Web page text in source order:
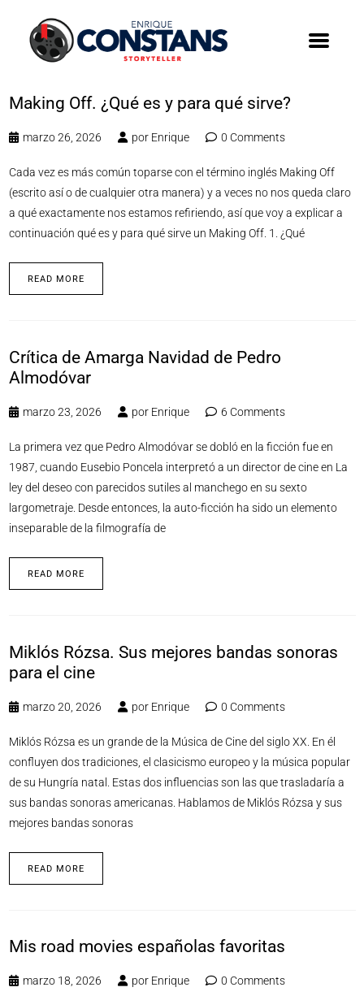
Making Off. ¿Qué es y para qué sirve?
marzo 26, 2026 por Enrique 0 Comments
Cada vez es más común toparse con el término inglés Making Off
(escrito así o de cualquier otra manera) y a veces no nos queda claro
a qué exactamente nos estamos refiriendo, así que voy a explicar a
continuación qué es y para qué sirve un Making Off. 1. ¿Qué
READ MORE
Crítica de Amarga Navidad de Pedro
Almodóvar
marzo 23, 2026 por Enrique 6 Comments
La primera vez que Pedro Almodóvar se dobló en la ficción fue en
1987, cuando Eusebio Poncela interpretó a un director de cine en La
ley del deseo con parecidos sutiles al manchego en su sexto
largometraje. Desde entonces, la auto-ficción ha sido un elemento
inseparable de la filmografía de
READ MORE
Miklós Rózsa. Sus mejores bandas sonoras
para el cine
marzo 20, 2026 por Enrique 0 Comments
Miklós Rózsa es un grande de la Música de Cine del siglo XX. En él
confluyen dos tradiciones, el clasicismo europeo y la música popular
de su Hungría natal. Estas dos influencias son las que trasladaría a
sus bandas sonoras americanas. Hablamos de Miklós Rózsa y sus
mejores bandas sonoras
READ MORE
Mis road movies españolas favoritas
marzo 18, 2026 por Enrique 0 Comments